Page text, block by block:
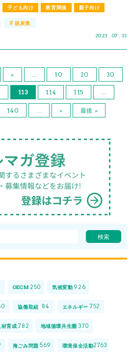
子ども向け 教育関係 親子向け
2023 . 07 . 31
# 脱炭素
« ... 10 20 30
113 114 115 ...
140 » 最後 »
OECM 250 気候変動 926
協働取組 84 エネルギー 752
材育成 782 地域循環共生圏 370
海ごみ問題 569 環境保全活動2763